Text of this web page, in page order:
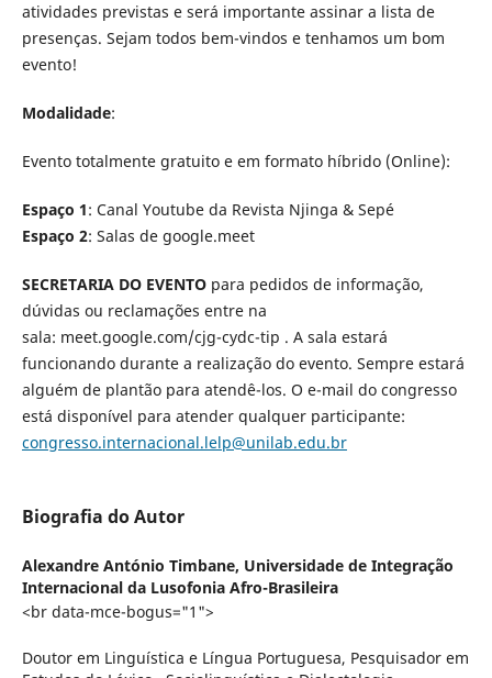
atividades previstas e será importante assinar a lista de
presenças. Sejam todos bem-vindos e tenhamos um bom
evento!
Modalidade:
Evento totalmente gratuito e em formato híbrido (Online):
Espaço 1: Canal Youtube da Revista Njinga & Sepé
Espaço 2: Salas de google.meet
SECRETARIA DO EVENTOpara pedidos de informação,
dúvidas ou reclamações entre na
sala: meet.google.com/cjg-cydc-tip . A sala estará
funcionando durante a realização do evento. Sempre estará
alguém de plantão para atendê-los. O e-mail do congresso
está disponível para atender qualquer participante:
congresso.internacional.lelp@unilab.edu.br
Biografia do Autor
Alexandre António Timbane, Universidade de Integração
Internacional da Lusofonia Afro-Brasileira
<br data-mce-bogus="1">
Doutor em Linguística e Língua Portuguesa, Pesquisador em